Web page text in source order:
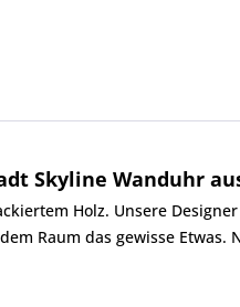
Skyline Wanduhr
Holz. Unsere
Raum das gewisse